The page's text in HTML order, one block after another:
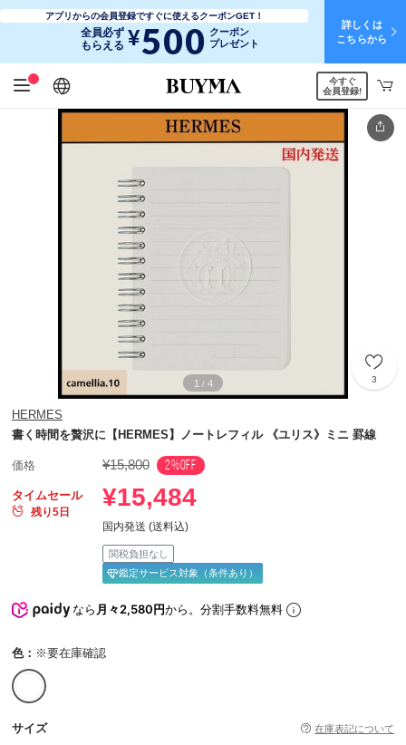
アプリからの会員登録ですぐに使えるクーポンGET！
全員必ず
もらえる ¥500 クーポン
プレゼント
詳しくは
こちらから
日本語
English
简体中文
繁體中文
今すぐ
会員登録!
1 / 4 3
HERMES
書く時間を贅沢に【HERMES】ノートレフィル 《ユリス》ミニ 罫線
価格 ¥15,800 2%OFF
タイムセール
残り5日
¥15,484
国内発送 (送料込)
関税負担なし
鑑定サービス対象（条件あり）
なら月々2,580円から。分割手数料無料
色： ※要在庫確認
サイズ 在庫表記について